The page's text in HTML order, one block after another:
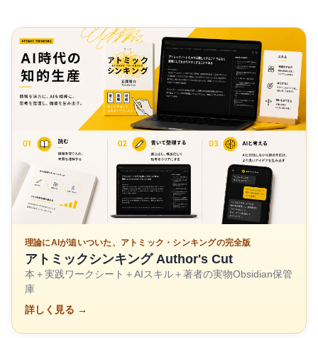
理論にAIが追いついた、アトミック・シンキングの完全版
アトミックシンキング Author's Cut
本＋実践ワークシート＋AIスキル＋著者の実物Obsidian保管
庫
詳しく見る →